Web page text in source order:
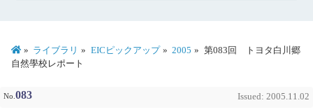
ライブラリ EICピックアップ 2005
第083回 トヨタ白川郷
自然學校レポート
No. 083 Issued: 2005.11.02